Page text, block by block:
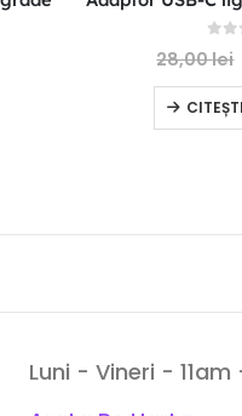
28,00lei
Luni - Vineri -